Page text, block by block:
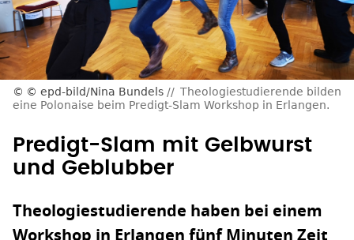
© epd-bild/Nina Bundels
Theologiestudierende bilden
eine Polonaise beim Predigt-Slam Workshop in Erlangen.
Predigt-Slam mit Gelbwurst
und Geblubber
Theologiestudierende haben bei einem